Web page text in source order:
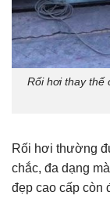
Rối hơi thay thế
Rối hơi thường
chắc, đa dạng
đẹp cao cấp còn